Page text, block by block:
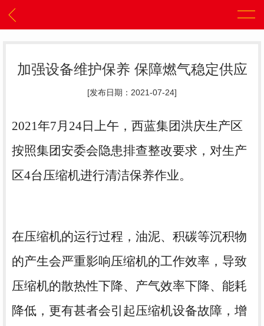
加强设备维护保养 保障燃气稳定供应
[发布日期：2021-07-24]
2021年7月24日上午，西蓝集团洪庆生产区
按照集团安委会隐患排查整改要求，对生产
区4台压缩机进行清洁保养作业。
在压缩机的运行过程，油泥、积碳等沉积物
的产生会严重影响压缩机的工作效率，导致
压缩机的散热性下降、产气效率下降、能耗
降低，更有甚者会引起压缩机设备故障，增